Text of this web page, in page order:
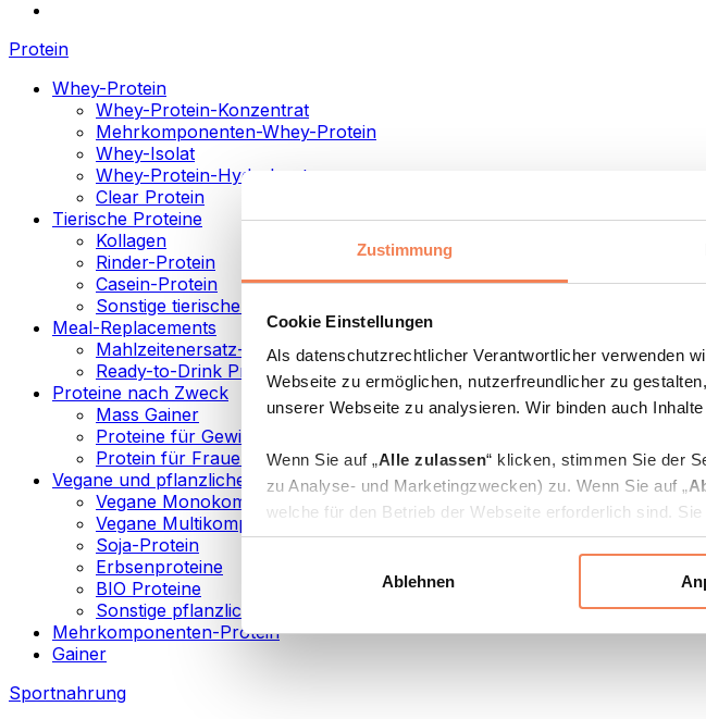
Zustimmung
Cookie Einstellungen
Als datenschutzrechtlicher Verantwortlicher verwenden
Webseite zu ermöglichen, nutzerfreundlicher zu
unserer Webseite zu analysieren. Wir binden auch
Wenn Sie auf „Alle zulassen“ klicken, stimmen Sie der
zu Analyse- und Marketingzwecken) zu. Wenn Sie auf „
welche für den Betrieb der Webseite erforderlich sind.
„Anpassen“ einzelne Kategorien an- oder abwählen und „
Weitere Informationen über die Verarbeitung Ihrer Daten
Ablehnen
Protein
Whey-Protein
Whey-Protein-Konzentrat
Mehrkomponenten-Whey-Protein
Whey-Isolat
Whey-Protein-Hydrolysat
Clear Protein
Tierische Proteine
Kollagen
Rinder-Protein
Casein-Protein
Sonstige tierische Proteine
Meal-Replacements
Mahlzeitenersatz-Pulver
Ready-to-Drink Proteingetränke
Proteine nach Zweck
Mass Gainer
Proteine für Gewichtsverlust
Protein für Frauen
Vegane und pflanzliche Proteine
Vegane Monokomponenten-Proteine
Vegane Multikomponenten-Proteine
Soja-Protein
Erbsenproteine
BIO Proteine
Sonstige pflanzliche Proteine
Mehrkomponenten-Protein
Gainer
Sportnahrung